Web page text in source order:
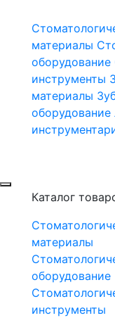
материалы
оборудование
инструменты
материалы
оборудование
Каталог
материалы
оборудование
инструменты